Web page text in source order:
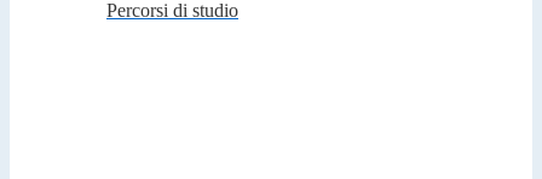
Percorsi di studio